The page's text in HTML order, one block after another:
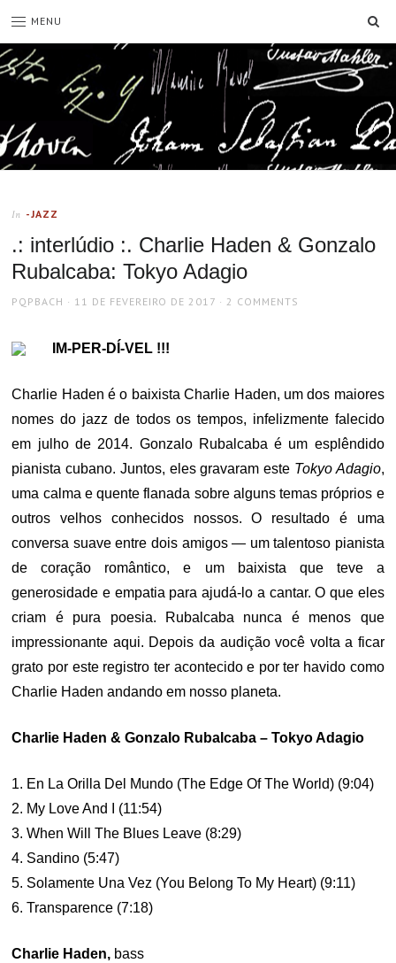
MENU
In -JAZZ
.: interlúdio :. Charlie Haden & Gonzalo
Rubalcaba: Tokyo Adagio
AUTHOR
PQPBACH
POSTED
11 DE FEVEREIRO DE 2017 2 COMMENTS
IM-PER-DÍ-VEL !!!
Charlie Haden é o baixista Charlie Haden, um dos maiores
nomes do jazz de todos os tempos, infelizmente falecido
em julho de 2014. Gonzalo Rubalcaba é um esplêndido
pianista cubano. Juntos, eles gravaram este Tokyo Adagio,
uma calma e quente flanada sobre alguns temas próprios e
outros velhos conhecidos nossos. O resultado é uma
conversa suave entre dois amigos — um talentoso pianista
de coração romântico, e um baixista que teve a
generosidade e empatia para ajudá-lo a cantar. O que eles
criam é pura poesia. Rubalcaba nunca é menos que
impressionante aqui. Depois da audição você volta a ficar
grato por este registro ter acontecido e por ter havido como
Charlie Haden andando em nosso planeta.
Charlie Haden & Gonzalo Rubalcaba – Tokyo Adagio
1. En La Orilla Del Mundo (The Edge Of The World) (9:04)
2. My Love And I (11:54)
3. When Will The Blues Leave (8:29)
4. Sandino (5:47)
5. Solamente Una Vez (You Belong To My Heart) (9:11)
6. Transparence (7:18)
Charlie Haden, bass